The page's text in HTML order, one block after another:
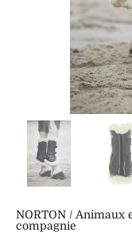
NORTON / Animaux
compagnie